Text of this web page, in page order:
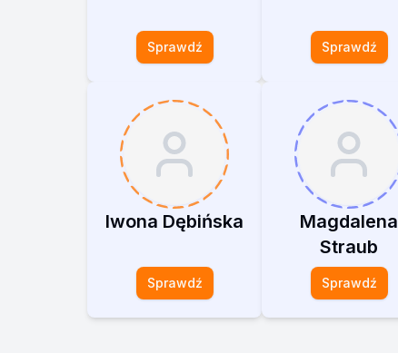
Sprawdź Sprawdź
Iwona Dębińska
Sprawdź
Magdalena
Straub
Sprawdź